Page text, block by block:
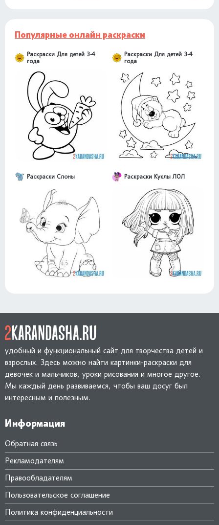
Популярные онлайн раскраски
Раскраски Для детей 3-4
года
Раскраски Для детей 3-4
года
Раскраски Слоны Раскраски Куклы ЛОЛ
удобный и функциональный сайт для творчества детей и
взрослых. Здесь можно найти картинки-раскраски для
девочек и мальчиков, уроки рисования и многое другое.
Мы каждый день развиваемся, чтобы ваш досуг был
интересным и полезным.
Информация
Обратная связь
Рекламодателям
Правообладателям
Пользовательское соглашение
Политика конфиденциальности